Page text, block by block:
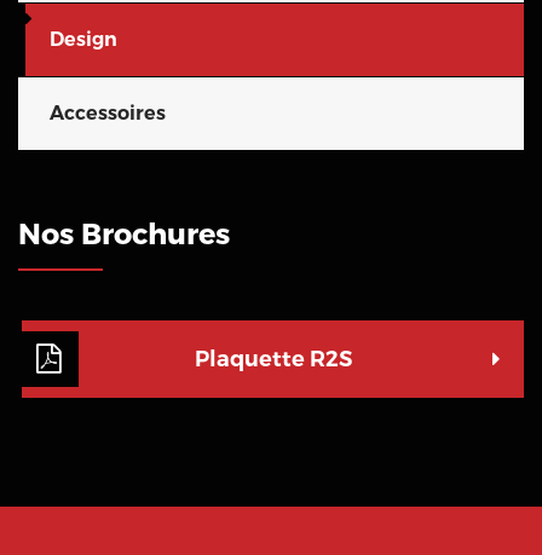
Design
Accessoires
Nos Brochures
Plaquette R2S